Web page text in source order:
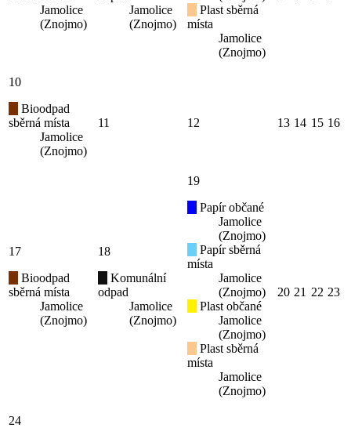
Jamolice
(Znojmo)
Jamolice
(Znojmo)
Plast sběrná
místa
Jamolice
(Znojmo)
10
Bioodpad
sběrná místa
Jamolice
(Znojmo)
11 12 13 14 15 16
17
Bioodpad
sběrná místa
Jamolice
(Znojmo)
18
Komunální
odpad
Jamolice
(Znojmo)
19
Papír občané
Jamolice
(Znojmo)
Papír sběrná
místa
Jamolice
(Znojmo)
Plast občané
Jamolice
(Znojmo)
Plast sběrná
místa
Jamolice
(Znojmo)
20 21 22 23
24